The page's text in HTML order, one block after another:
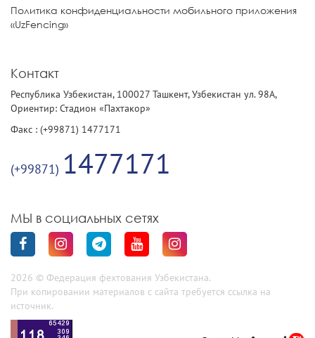
Политика конфиденциальности мобильного приложения
«UzFencing»
Контакт
Республика Узбекистан, 100027 Ташкент, Узбекистан ул. 98А,
Ориентир: Стадион «Пахтакор»
Факс : (+99871) 1477171
(+99871) 1477171
МЫ в социальных сетях
2026 © Федерация фехтования Узбекистана.
При копировании материалов с сайта требуется ссылка на
источник.